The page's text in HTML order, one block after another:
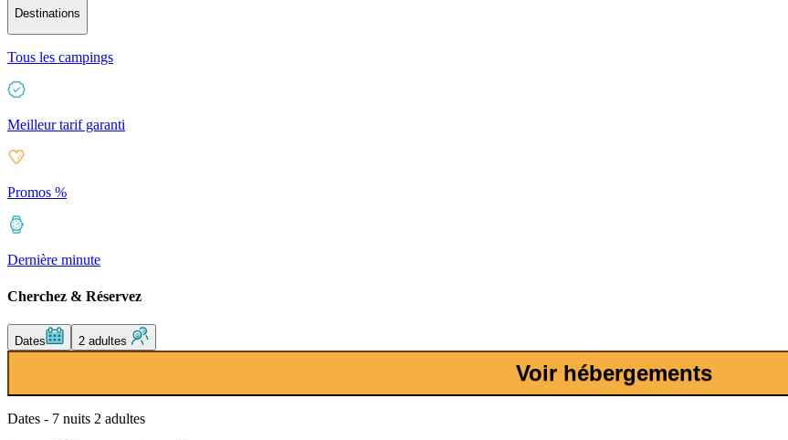
Destinations
Tous les campings
Meilleur tarif garanti
Promos %
Dernière minute
Cherchez & Réservez
Dates 2 adultes
Voir hébergements
Dates - 7 nuits 2 adultes